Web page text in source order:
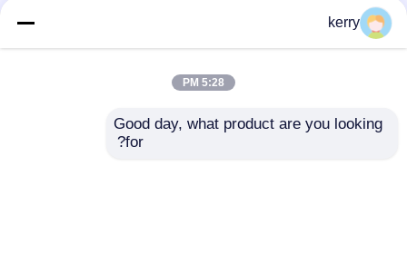
مشبك
kerry
5:28 PM
Good day, what product are you looking
for?